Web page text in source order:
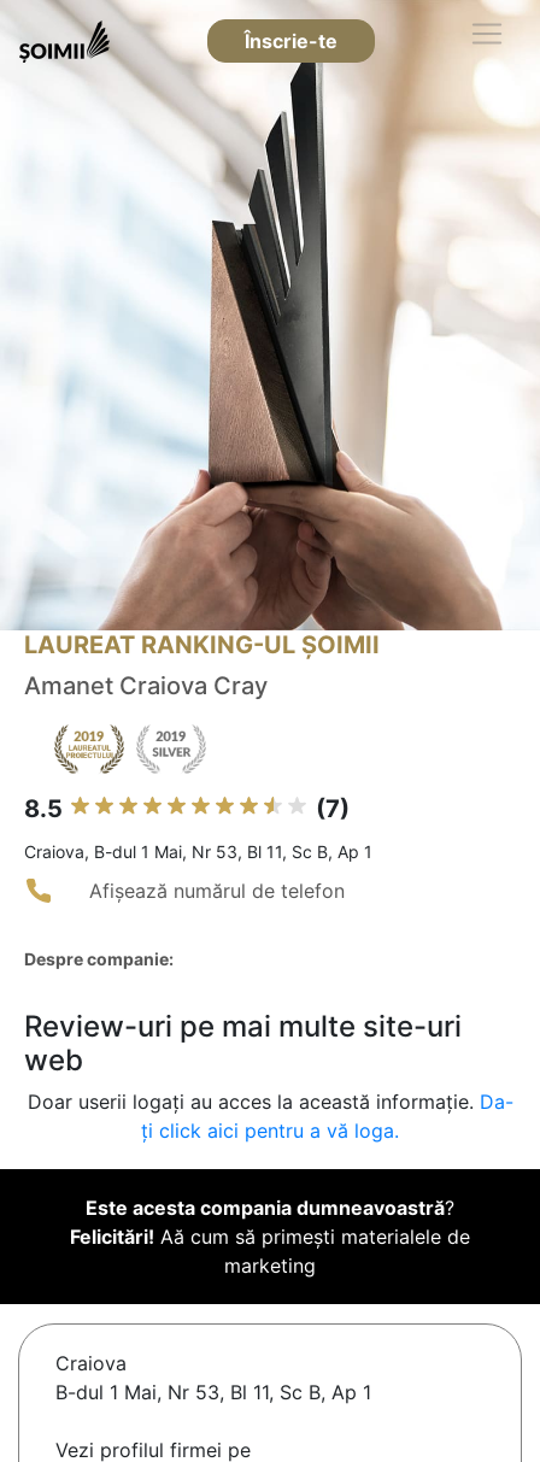
Înscrie-te
LAUREAT RANKING-UL ȘOIMII
Amanet Craiova Cray
8.5 (7)
Craiova, B-dul 1 Mai, Nr 53, Bl 11, Sc B, Ap 1
Afișează numărul de telefon
Despre companie:
Review-uri pe mai multe site-uri
web
Doar userii logați au acces la această informație. Da-
ți click aici pentru a vă loga.
Este acesta compania dumneavoastră?
Felicitări! Aă cum să primești materialele de
marketing
Craiova
B-dul 1 Mai, Nr 53, Bl 11, Sc B, Ap 1
Vezi profilul firmei pe